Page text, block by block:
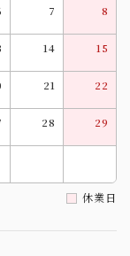
7 8
14 15
21 22
28 29
休業日